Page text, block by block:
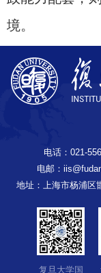
境。
电话：021-
电邮：
地址：上海市杨浦区
复旦大学国